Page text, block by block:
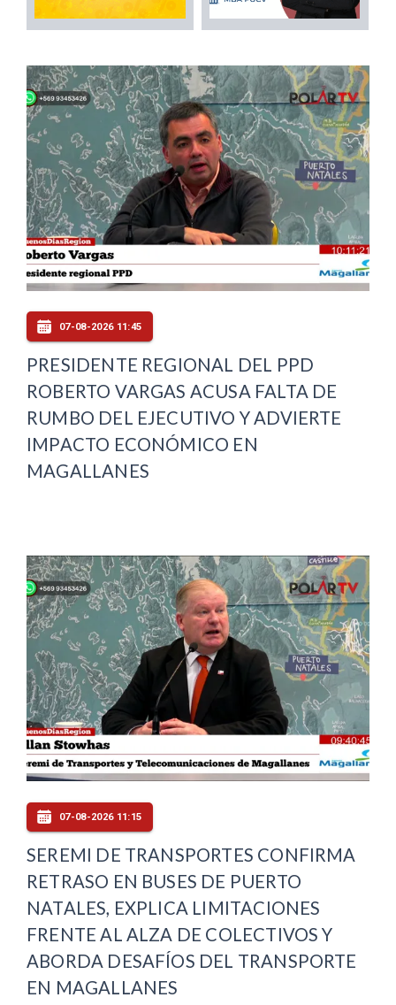
07-08-2026 11:45
PRESIDENTE REGIONAL DEL PPD
ROBERTO VARGAS ACUSA FALTA DE
RUMBO DEL EJECUTIVO Y ADVIERTE
IMPACTO ECONÓMICO EN
MAGALLANES
07-08-2026 11:15
SEREMI DE TRANSPORTES CONFIRMA
RETRASO EN BUSES DE PUERTO
NATALES, EXPLICA LIMITACIONES
FRENTE AL ALZA DE COLECTIVOS Y
ABORDA DESAFÍOS DEL TRANSPORTE
EN MAGALLANES